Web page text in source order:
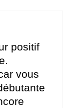
positif
vous